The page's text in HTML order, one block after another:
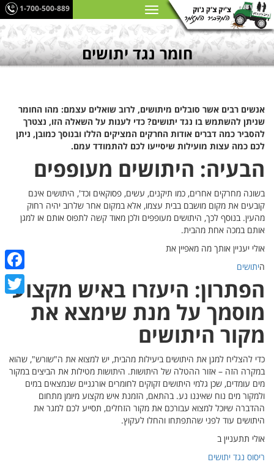
1-700-500-889
חומר נגד יתושים
אנשים רבים אשר סובלים מיתושים, לרוב שואלים עצמם: מהו החומר
שניתן להשתמש בו נגד יתושים? כדי לענות על השאלה הזו, נצטרך
להסביר כמה דברים אודות החרקים המציקים הללו ובנוסך כמובן, ניתן
לכם כמה עצות מועילות שיסייעו לכם להתמודד עמם.
הבעיה: היתושים מעופפים
בשונה מחרקים אחרים, כמו תיקנים, עשים, פסוקאים וכד', היתושים אינם
קובעים את מקום מושבם בבית עצמו, אלא במקום אחר שלרוב יהיה רחוק
מהעין. בנוסף לכך, היתושים מעופפים ולכן מאוד קשה לתפוס אותם או למגן
אותם במכה אחת מהבית.
אולי יעניין אותך מה מאפיין את
היתושים
הפתרון: היעזרו באיש מקצוע
מוסמך על מנת שימצא את
מקור היתושים
כדי להצליח למגן את היתושים ביעילות מהבית, יש למצוא את ה"שורש", שהוא
במקרה הזה – אזור ההטלה של היתושות. היתושות מטילות את הביצים במקור
מים עומדים, שכן גלמי היתושים זקוקים לחומרים אורגניים שנמצאים במים
ולמקור מים נוח שאיננו נע. בהתאם, הזמנת איש מקצוע מיומן מתחום
ההדברה שיוכל למצוא עבורכם את מקור הזחלים, תסייע לכם למגר את
היתושים עוד לפני שהתפתחו והחלו לעקוץ.
אולי תתעניין ב
ריסוס נגד יתושים